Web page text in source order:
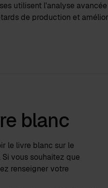
utilisent l'analyse
de production et
blanc
le livre blanc sur le
. Si vous souhaitez que
renseigner votre